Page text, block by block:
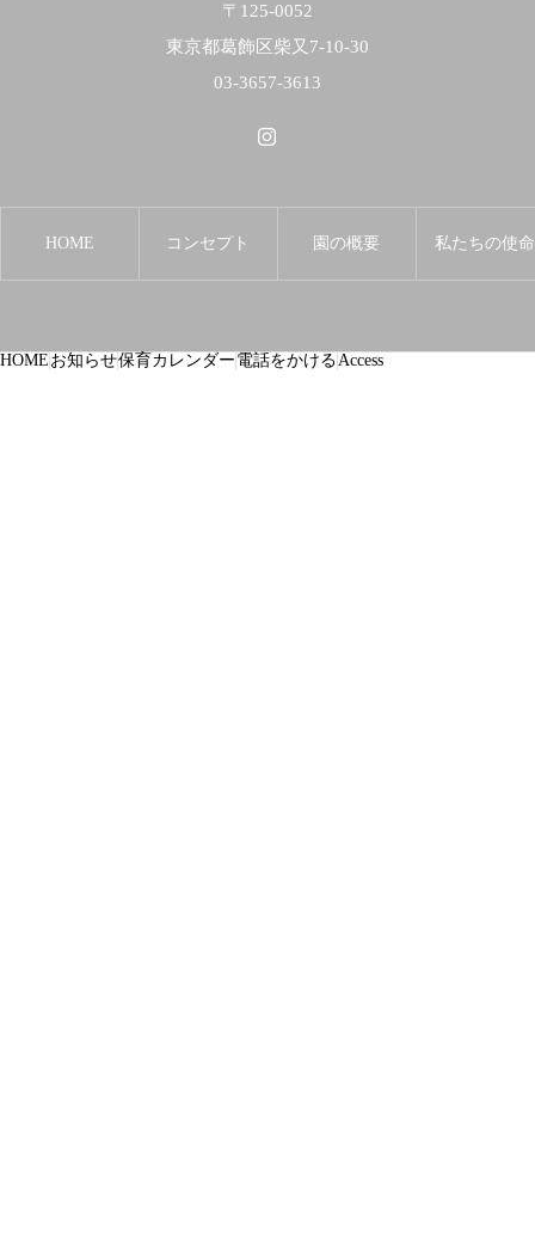
〒125-0052
東京都葛飾区柴又7-10-30
03-3657-3613
HOME コンセプト 園の概要 私たちの使命
HOME お知らせ保育カレンダー 電話をかけるAccess